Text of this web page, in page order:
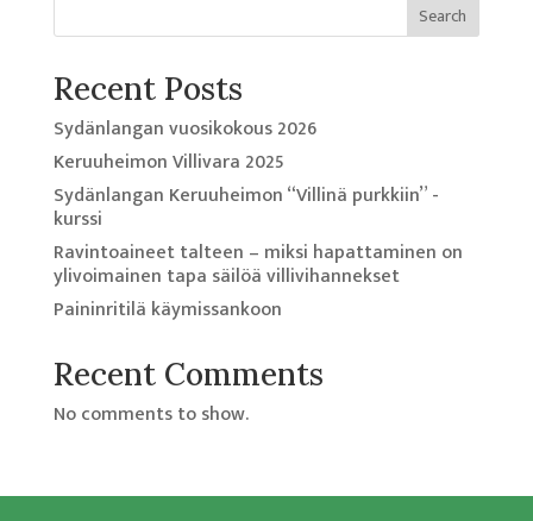
Search
Recent Posts
Sydänlangan vuosikokous 2026
Keruuheimon Villivara 2025
Sydänlangan Keruuheimon “Villinä purkkiin” -
kurssi
Ravintoaineet talteen – miksi hapattaminen on
ylivoimainen tapa säilöä villivihannekset
Paininritilä käymissankoon
Recent Comments
No comments to show.